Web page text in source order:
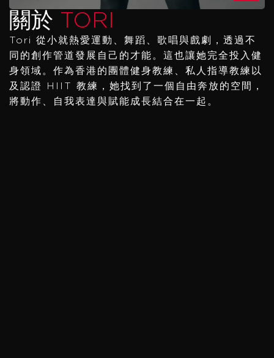
關於 TORI
Tori 從小就熱愛運動、舞蹈、歌唱與戲劇，透過不
同的創作管道發展自己的才能。這也讓她完全投入健
身領域。作為香港的團體健身教練、私人指導教練以
及認證 HIIT 教練，她找到了一個自由奔放的空間，
將動作、自我表達與賦能成長結合在一起。